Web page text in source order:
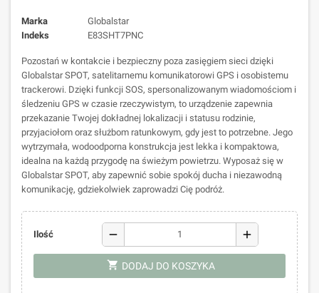
Marka
Globalstar
Indeks
E83SHT7PNC
Pozostań w kontakcie i bezpieczny poza zasięgiem sieci dzięki
Globalstar SPOT, satelitarnemu komunikatorowi GPS i osobistemu
trackerowi. Dzięki funkcji SOS, spersonalizowanym wiadomościom i
śledzeniu GPS w czasie rzeczywistym, to urządzenie zapewnia
przekazanie Twojej dokładnej lokalizacji i statusu rodzinie,
przyjaciołom oraz służbom ratunkowym, gdy jest to potrzebne. Jego
wytrzymała, wodoodporna konstrukcja jest lekka i kompaktowa,
idealna na każdą przygodę na świeżym powietrzu. Wyposaż się w
Globalstar SPOT, aby zapewnić sobie spokój ducha i niezawodną
komunikację, gdziekolwiek zaprowadzi Cię podróż.
Ilość remove add
shopping_cart DODAJ DO KOSZYKA